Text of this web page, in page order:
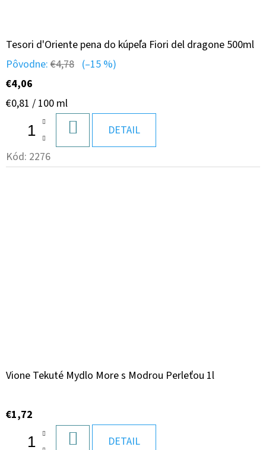
Tesori d'Oriente pena do kúpeľa Fiori del dragone 500ml
Pôvodne: €4,78 (–15 %)
€4,06
Jednotková
€0,81 / 100 ml
KOŠÍKA
DETAIL
Kód: 2276
Vione Tekuté Mydlo More s Modrou Perleťou 1l
€1,72
DETAIL